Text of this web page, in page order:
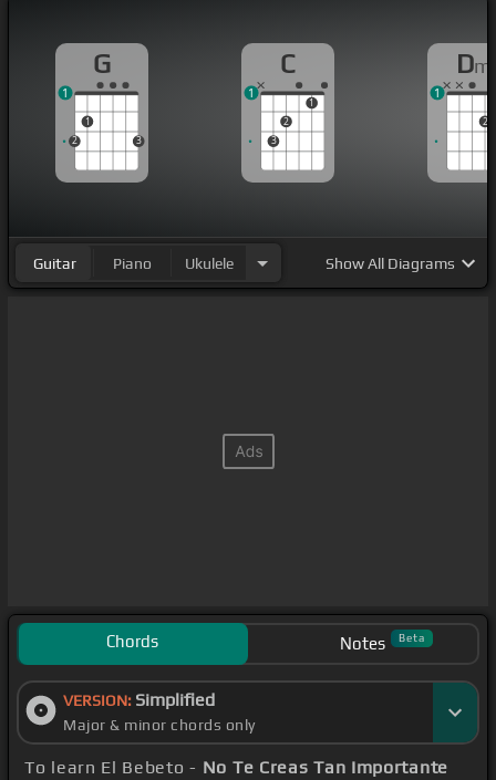
G
2
1
3
1
C
3
2
1
1
Dm
2
1
Guitar Piano Ukulele ShowAll Diagrams
Chords Notes Beta
VERSION: Simplified
Major & minor chords only
To learn El Bebeto - No Te Creas Tan Importante